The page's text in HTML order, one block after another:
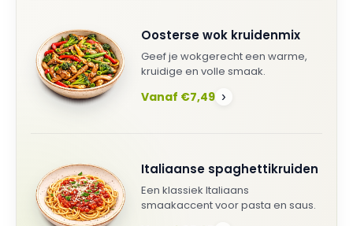
Oosterse wok kruidenmix
Geef je wokgerecht een warme,
kruidige en volle smaak.
Vanaf €7,49 ›
Italiaanse spaghettikruiden
Een klassiek Italiaans
smaakaccent voor pasta en saus.